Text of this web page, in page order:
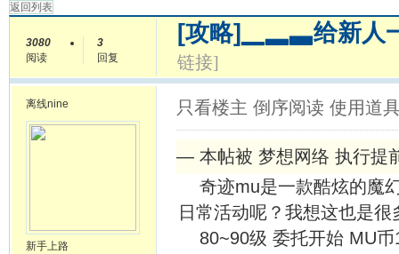
返回列表
3080
阅读
3
回复
[攻略] ▁▂▃给新人
链接]
离线nine
新手上路
只看楼主 倒序阅读 使用道
— 本帖被 梦想网络 执行提
奇迹mu是一款酷炫的魔
日常活动呢？我想这也是
80~90级 委托开始 MU币